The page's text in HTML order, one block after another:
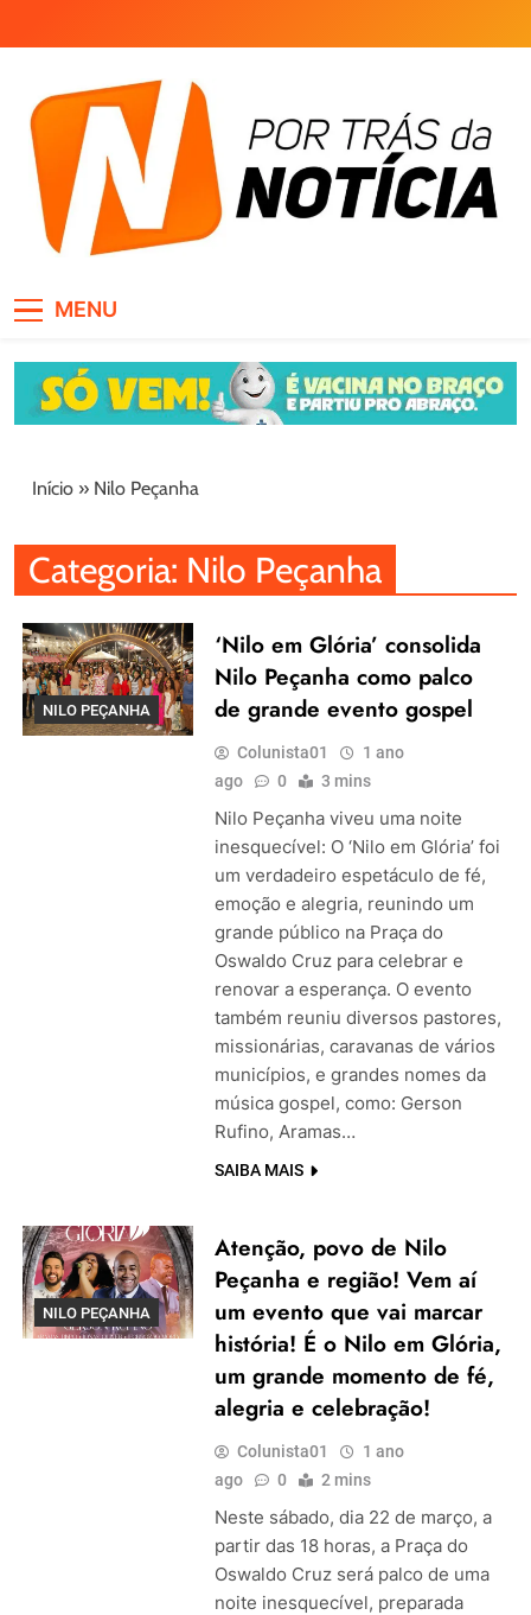
Por Trás da Notícia
MENU
Início » Nilo Peçanha
Categoria: Nilo Peçanha
NILO PEÇANHA
‘Nilo em Glória’ consolida
Nilo Peçanha como palco
de grande evento gospel
Colunista01
1 ano
ago
0 3 mins
Nilo Peçanha viveu uma noite
inesquecível: O ‘Nilo em Glória’ foi
um verdadeiro espetáculo de fé,
emoção e alegria, reunindo um
grande público na Praça do
Oswaldo Cruz para celebrar e
renovar a esperança. O evento
também reuniu diversos pastores,
missionárias, caravanas de vários
municípios, e grandes nomes da
música gospel, como: Gerson
Rufino, Aramas…
SAIBA MAIS
NILO PEÇANHA
Atenção, povo de Nilo
Peçanha e região! Vem aí
um evento que vai marcar
história! É o Nilo em Glória,
um grande momento de fé,
alegria e celebração!
Colunista01
1 ano
ago
0 2 mins
Neste sábado, dia 22 de março, a
partir das 18 horas, a Praça do
Oswaldo Cruz será palco de uma
noite inesquecível, preparada